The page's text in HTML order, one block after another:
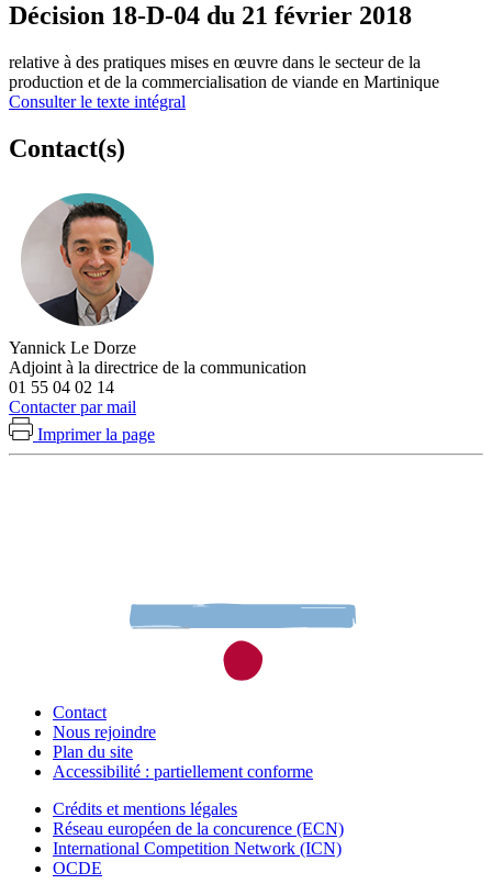
Décision 18-D-04 du 21 février 2018
relative à des pratiques mises en œuvre dans le secteur de la
production et de la commercialisation de viande en Martinique
Consulter le texte intégral
Contact(s)
Yannick Le Dorze
Adjoint à la directrice de la communication
01 55 04 02 14
Contacter par mail
Imprimer la page
Contact
Nous rejoindre
Plan du site
Accessibilité : partiellement conforme
Crédits et mentions légales
Réseau européen de la concurence (ECN)
International Competition Network (ICN)
OCDE